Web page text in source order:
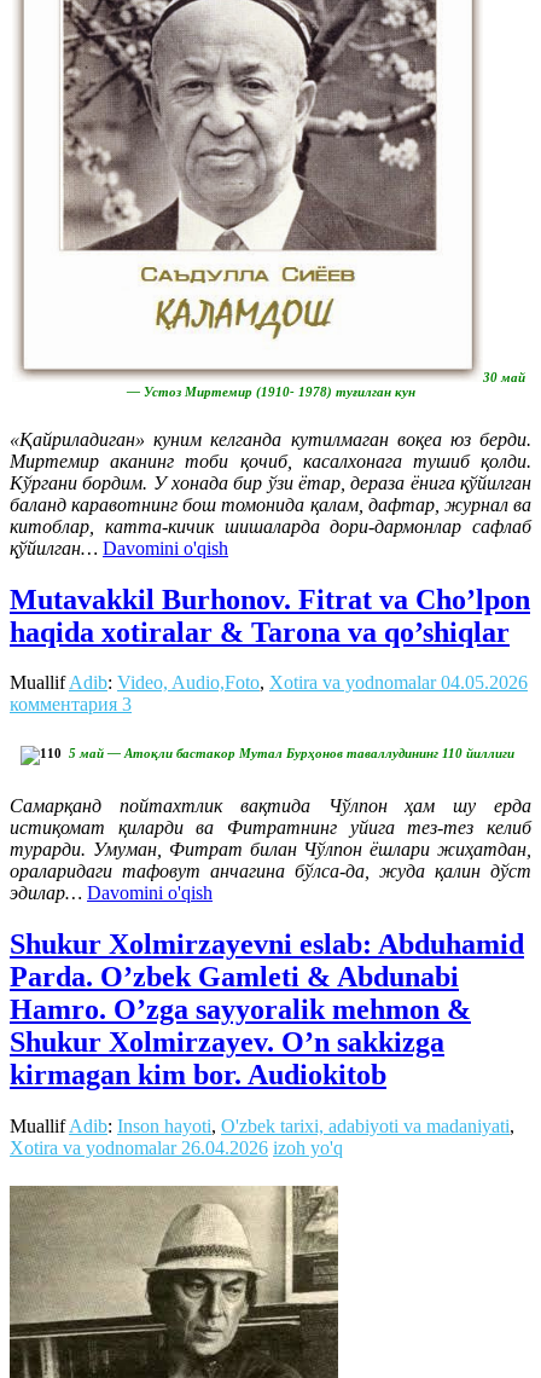
30 май
— Устоз Миртемир (1910- 1978) туғилган кун
«Қайриладиган» куним келганда кутилмаган воқеа юз берди.
Миртемир аканинг тоби қочиб, касалхонага тушиб қолди.
Кўргани бордим. У хонада бир ўзи ётар, дераза ёнига қўйилган
баланд каравотнинг бош томонида қалам, дафтар, журнал ва
китоблар, катта-кичик шишаларда дори-дармонлар сафлаб
қўйилган… Davomini o'qish
Mutavakkil Burhonov. Fitrat va Cho’lpon
haqida xotiralar & Tarona va qo’shiqlar
MuallifAdib: Video, Audio,Foto, Xotira va yodnomalar 04.05.2026
комментария 3
5 май — Атоқли бастакор Мутал Бурҳонов таваллудининг 110 йиллиги
Самарқанд пойтахтлик вақтида Чўлпон ҳам шу ерда
истиқомат қиларди ва Фитратнинг уйига тез-тез келиб
турарди. Умуман, Фитрат билан Чўлпон ёшлари жиҳатдан,
ораларидаги тафовут анчагина бўлса-да, жуда қалин дўст
эдилар… Davomini o'qish
Shukur Xolmirzayevni eslab: Abduhamid
Parda. O’zbek Gamleti & Abdunabi
Hamro. O’zga sayyoralik mehmon &
Shukur Xolmirzayev. O’n sakkizga
kirmagan kim bor. Audiokitob
MuallifAdib: Inson hayoti, O'zbek tarixi, adabiyoti va madaniyati,
Xotira va yodnomalar 26.04.2026 izoh yo'q